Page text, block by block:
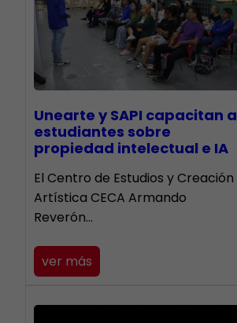
Unearte y SAPI capacitan a
estudiantes sobre
propiedad intelectual e IA
El Centro de Estudios y Creación
Artística CECA Armando
Reverón…
ver más